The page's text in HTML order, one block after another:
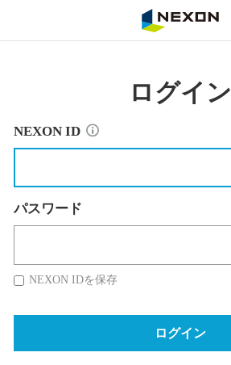
ログイン
NEXON ID
パスワード
NEXON IDを保存
ログイン